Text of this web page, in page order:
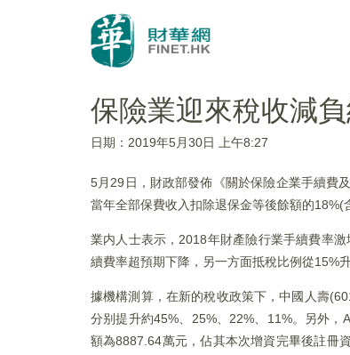
保險業迎來稅收減
日期：2019年5月30日 上午8:27
5月29日，財政部發佈《關於保險企業手續費
當年全部保費收入扣除退保金等後餘額的18%(
業内人士表示，2018年財產險行業手續費率
續費率超預期下降，另一方面抵稅比例從15%
據機構測算，在新的稅收政策下，中國人壽
分别提升約45%、25%、22%、11%。另外
額為8887.64萬元，佔其本次增資完畢後註冊